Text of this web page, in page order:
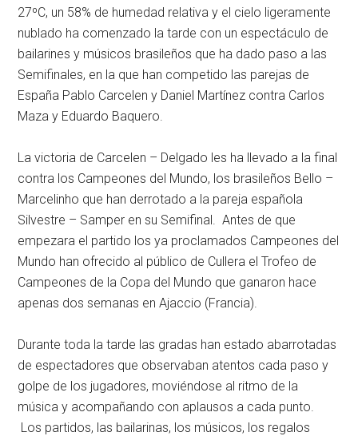
27ºC, un 58% de humedad relativa y el cielo ligeramente
nublado ha comenzado la tarde con un espectáculo de
bailarines y músicos brasileños que ha dado paso a las
Semifinales, en la que han competido las parejas de
España Pablo Carcelen y Daniel Martínez contra Carlos
Maza y Eduardo Baquero.
La victoria de Carcelen – Delgado les ha llevado a la final
contra los Campeones del Mundo, los brasileños Bello –
Marcelinho que han derrotado a la pareja española
Silvestre – Samper en su Semifinal. Antes de que
empezara el partido los ya proclamados Campeones del
Mundo han ofrecido al público de Cullera el Trofeo de
Campeones de la Copa del Mundo que ganaron hace
apenas dos semanas en Ajaccio (Francia).
Durante toda la tarde las gradas han estado abarrotadas
de espectadores que observaban atentos cada paso y
golpe de los jugadores, moviéndose al ritmo de la
música y acompañando con aplausos a cada punto.
Los partidos, las bailarinas, los músicos, los regalos